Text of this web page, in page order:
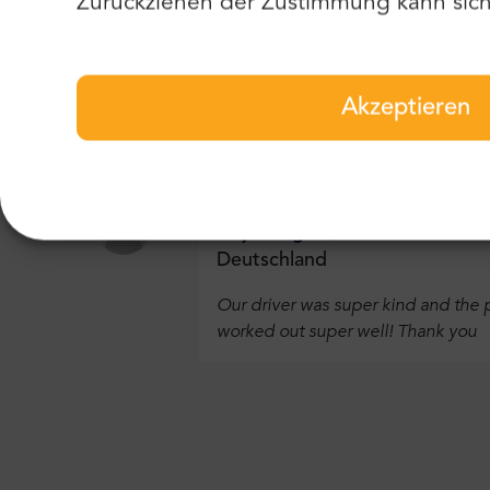
Akzeptieren
Russland
Everything went wonderful
Deutschland
Our driver was super kind and
worked out super well! Thank you